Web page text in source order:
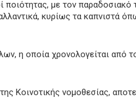
με τον παραδοσιακό
κυρίως τα καπνιστά
η οποία χρονολογείται από
Κοινοτικής νομοθεσίας,